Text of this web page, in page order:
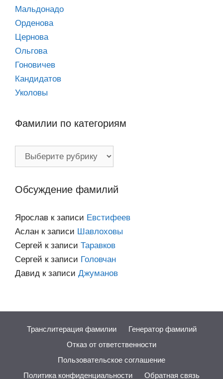
Мальдонадо
Орденова
Цернова
Ольгова
Гоновичев
Кандидатов
Уколовы
Фамилии по категориям
Обсуждение фамилий
Ярослав к записи Евстифеев
Аслан к записи Шавлоховы
Сергей к записи Таравков
Сергей к записи Головчан
Давид к записи Джуманов
Транслитерация фамилии
Генератор фамилий
Отказ от ответственности
Пользовательское соглашение
Политика конфиденциальности
Обратная связь